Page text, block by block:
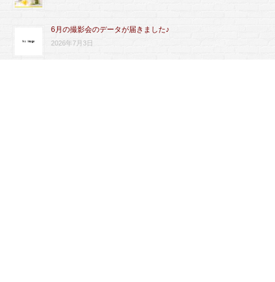
6月の撮影会のデータが届きました♪
2026年7月3日